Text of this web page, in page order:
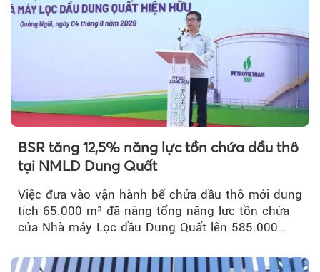
BSR tăng 12,5% năng lực tồn chứa dầu thô
tại NMLD Dung Quất
Việc đưa vào vận hành bể chứa dầu thô mới dung
tích 65.000 m³ đã nâng tổng năng lực tồn chứa
của Nhà máy Lọc dầu Dung Quất lên 585.000